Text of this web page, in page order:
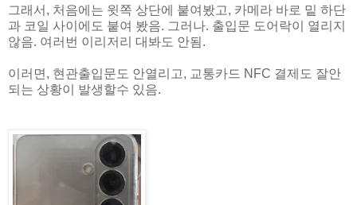
그래서, 처음에는 윗쪽 상단에 붙여봤고, 카메라 바로 밑 하단
과 코일 사이에도 붙여 봤음. 그러나. 출입문 도어락이 열리지
않음. 여러번 이리저리 대봐도 안됨.
이러면, 현관출입문도 안열리고, 교통카드 NFC 결제도 잘안
되는 상황이 발생할수 있음.